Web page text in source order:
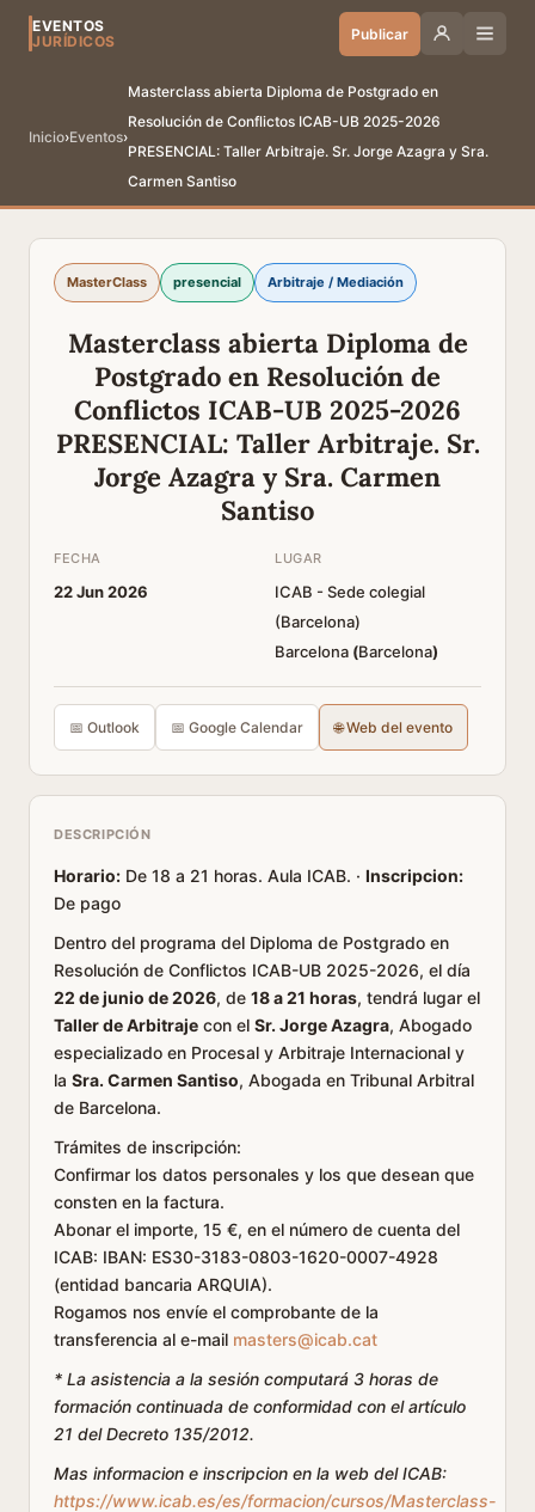
EVENTOS
JURÍDICOS
Publicar
Inicio›Eventos›
Masterclass abierta Diploma de Postgrado en
Resolución de Conflictos ICAB-UB 2025-2026
PRESENCIAL: Taller Arbitraje. Sr. Jorge Azagra y Sra.
Carmen Santiso
MasterClass presencial Arbitraje / Mediación
Masterclass abierta Diploma de
Postgrado en Resolución de
Conflictos ICAB-UB 2025-2026
PRESENCIAL: Taller Arbitraje. Sr.
Jorge Azagra y Sra. Carmen
Santiso
FECHA
22 Jun 2026
LUGAR
ICAB - Sede colegial
(Barcelona)
Barcelona (Barcelona)
📅 Outlook 📅 Google Calendar 🌐 Web del evento
DESCRIPCIÓN
Horario: De 18 a 21 horas. Aula ICAB. · Inscripcion:
De pago
Dentro del programa del Diploma de Postgrado en
Resolución de Conflictos ICAB-UB 2025-2026, el día
22 de junio de 2026, de 18 a 21 horas, tendrá lugar el
Taller de Arbitraje con el Sr. Jorge Azagra, Abogado
especializado en Procesal y Arbitraje Internacional y
la Sra. Carmen Santiso, Abogada en Tribunal Arbitral
de Barcelona.
Trámites de inscripción:
Confirmar los datos personales y los que desean que
consten en la factura.
Abonar el importe, 15 €, en el número de cuenta del
ICAB: IBAN: ES30-3183-0803-1620-0007-4928
(entidad bancaria ARQUIA).
Rogamos nos envíe el comprobante de la
transferencia al e-mail masters@icab.cat
* La asistencia a la sesión computará 3 horas de
formación continuada de conformidad con el artículo
21 del Decreto 135/2012.
Mas informacion e inscripcion en la web del ICAB:
https://www.icab.es/es/formacion/cursos/Masterclass-